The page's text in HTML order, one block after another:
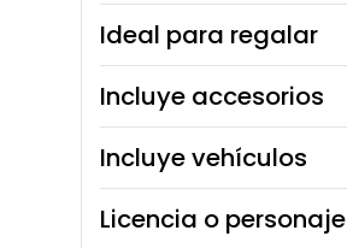
Música
Ideal para regalar
Incluye accesorios
Incluye vehículos
Sí
Licencia o personaje